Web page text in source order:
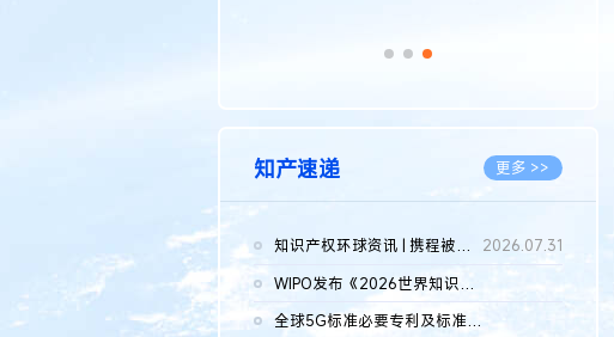
知产速递 更多 >>
知识产权环球资讯 | 携程被市监总局罚51.79亿；瑞幸泰国商标案上...
2026.07.31
WIPO发布《2026世界知识产权报告》 含报告全文
全球5G标准必要专利及标准提案研究报告（2026年）全文发布